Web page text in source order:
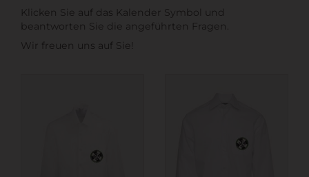
Klicken Sie auf das Kalender Symbol und
beantworten Sie die angeführten Fragen.
Wir freuen uns auf Sie!